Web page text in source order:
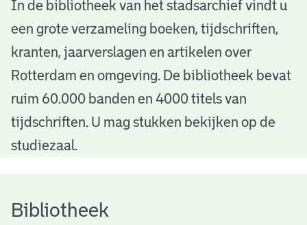
B
b
o
h
In de bibliotheek van het stadsarchief vindt u
een grote verzameling boeken, tijdschriften,
kranten, jaarverslagen en artikelen over
Rotterdam en omgeving. De bibliotheek bevat
ruim 60.000 banden en 4000 titels van
tijdschriften. U mag stukken bekijken op de
studiezaal.
Bibliotheek